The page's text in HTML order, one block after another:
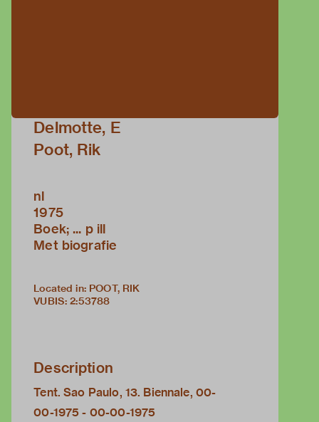
Delmotte, E
Poot, Rik
nl
1975
Boek; ... p ill
Met biografie
Located in: POOT, RIK
VUBIS: 2:53788
Description
Tent. Sao Paulo, 13. Biennale, 00-
00-1975 - 00-00-1975